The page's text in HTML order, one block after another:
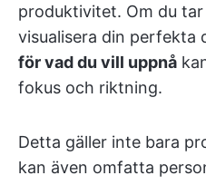
produktivitet. Om du
visualisera din perfekta
för vad du vill uppnå
fokus och riktning.
Detta gäller inte bara
kan även omfatta